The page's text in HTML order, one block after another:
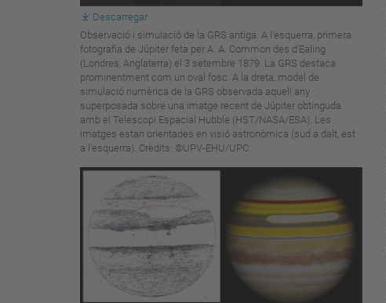
Descarregar
Observació i simulació de la GRS antiga. A l’esquerra, primera
fotografia de Júpiter feta per A. A. Common des d'Ealing
(Londres, Anglaterra) el 3 setembre 1879. La GRS destaca
prominentment com un oval fosc. A la dreta, model de
simulació numèrica de la GRS observada aquell any
superposada sobre una imatge recent de Júpiter obtinguda
amb el Telescopi Espacial Hubble (HST/NASA/ESA). Les
imatges estan orientades en visió astronòmica (sud a dalt, est
a l'esquerra). Crèdits: ©UPV-EHU/UPC.